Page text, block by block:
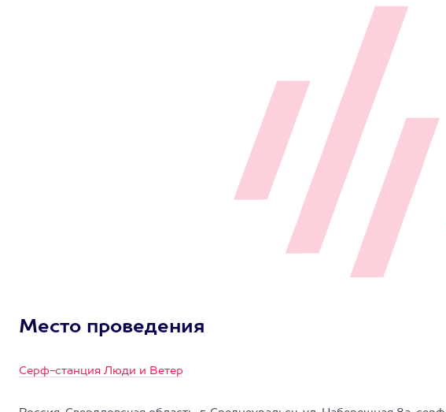
Место проведения
Серф-станция Люди и Ветер